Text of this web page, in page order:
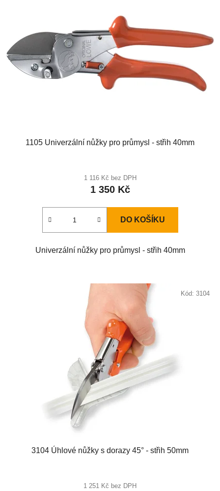
1105 Univerzální nůžky pro průmysl - střih 40mm
1 116 Kč bez DPH
1 350 Kč
DO KOŠÍKU
Univerzální nůžky pro průmysl - střih 40mm
3104 Úhlové nůžky s dorazy 45° - střih 50mm
1 251 Kč bez DPH
Kód: 3104